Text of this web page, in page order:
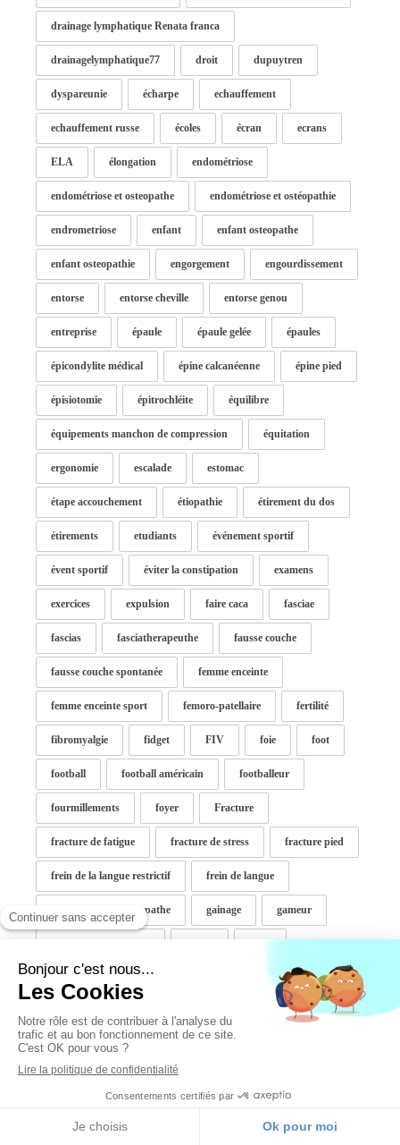
drainage lymphatique Renata franca
drainagelymphatique77 droit dupuytren
dyspareunie écharpe echauffement
echauffement russe écoles écran ecrans
ELA élongation endométriose
endométriose et osteopathe endométriose et ostéopathie
endrometriose enfant enfant osteopathe
enfant osteopathie engorgement engourdissement
entorse entorse cheville entorse genou
entreprise épaule épaule gelée épaules
épicondylite médical épine calcanéenne épine pied
épisiotomie épitrochléite équilibre
équipements manchon de compression équitation
ergonomie escalade estomac
étape accouchement étiopathie étirement du dos
étirements etudiants événement sportif
évent sportif éviter la constipation examens
exercices expulsion faire caca fasciae
fascias fasciatherapeuthe fausse couche
fausse couche spontanée femme enceinte
femme enceinte sport femoro-patellaire fertilité
fibromyalgie fidget FIV foie foot
football football américain footballeur
fourmillements foyer Fracture
fracture de fatigue fracture de stress fracture pied
frein de la langue restrictif frein de langue
frein de langue osteopathe gainage gameur
glace
Gladys Faure golf elbow
grimpe
grimpeurs